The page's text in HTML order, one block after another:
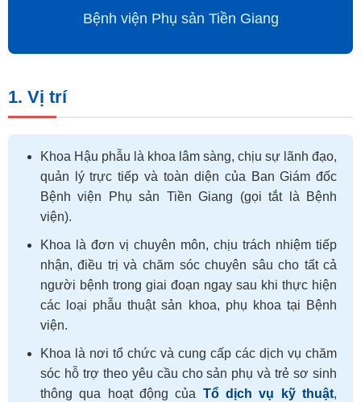
Bệnh viện Phụ sản Tiền Giang
1. Vị trí
Khoa Hậu phẫu là khoa lâm sàng, chịu sự lãnh đạo,
quản lý trực tiếp và toàn diện của Ban Giám đốc
Bệnh viện Phụ sản Tiền Giang (gọi tắt là Bệnh
viện).
Khoa là đơn vị chuyên môn, chịu trách nhiệm tiếp
nhận, điều trị và chăm sóc chuyên sâu cho tất cả
người bệnh trong giai đoạn ngay sau khi thực hiện
các loại phẫu thuật sản khoa, phụ khoa tại Bệnh
viện.
Khoa là nơi tổ chức và cung cấp các dịch vụ chăm
sóc hỗ trợ theo yêu cầu cho sản phụ và trẻ sơ sinh
thông qua hoạt động của Tổ dịch vụ kỹ thuật,